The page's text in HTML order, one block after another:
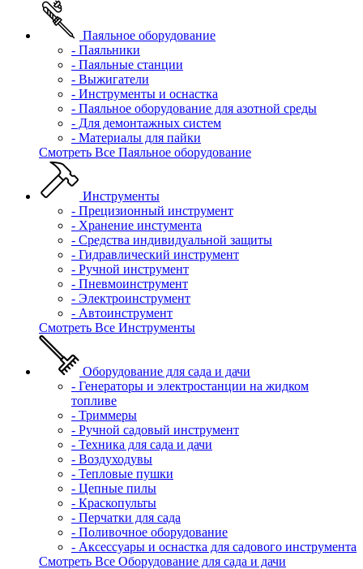
Паяльное оборудование
- Паяльники
- Паяльные станции
- Выжигатели
- Инструменты и оснастка
- Паяльное оборудование для азотной среды
- Для демонтажных систем
- Материалы для пайки
Смотреть Все Паяльное оборудование
Инструменты
- Прецизионный инструмент
- Хранение инстумента
- Средства индивидуальной защиты
- Гидравлический инструмент
- Ручной инструмент
- Пневмоинструмент
- Электроинструмент
- Автоинструмент
Смотреть Все Инструменты
Оборудование для сада и дачи
- Генераторы и электростанции на жидком
топливе
- Триммеры
- Ручной садовый инструмент
- Техника для сада и дачи
- Воздуходувы
- Тепловые пушки
- Цепные пилы
- Краскопульты
- Перчатки для сада
- Поливочное оборудование
- Аксессуары и оснастка для садового инструмента
Смотреть Все Оборудование для сада и дачи